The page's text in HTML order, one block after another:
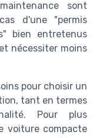
sont
d'une "permis
bien entretenus
nécessiter moins
pour choisir un
tant en termes
Pour plus
voiture compacte